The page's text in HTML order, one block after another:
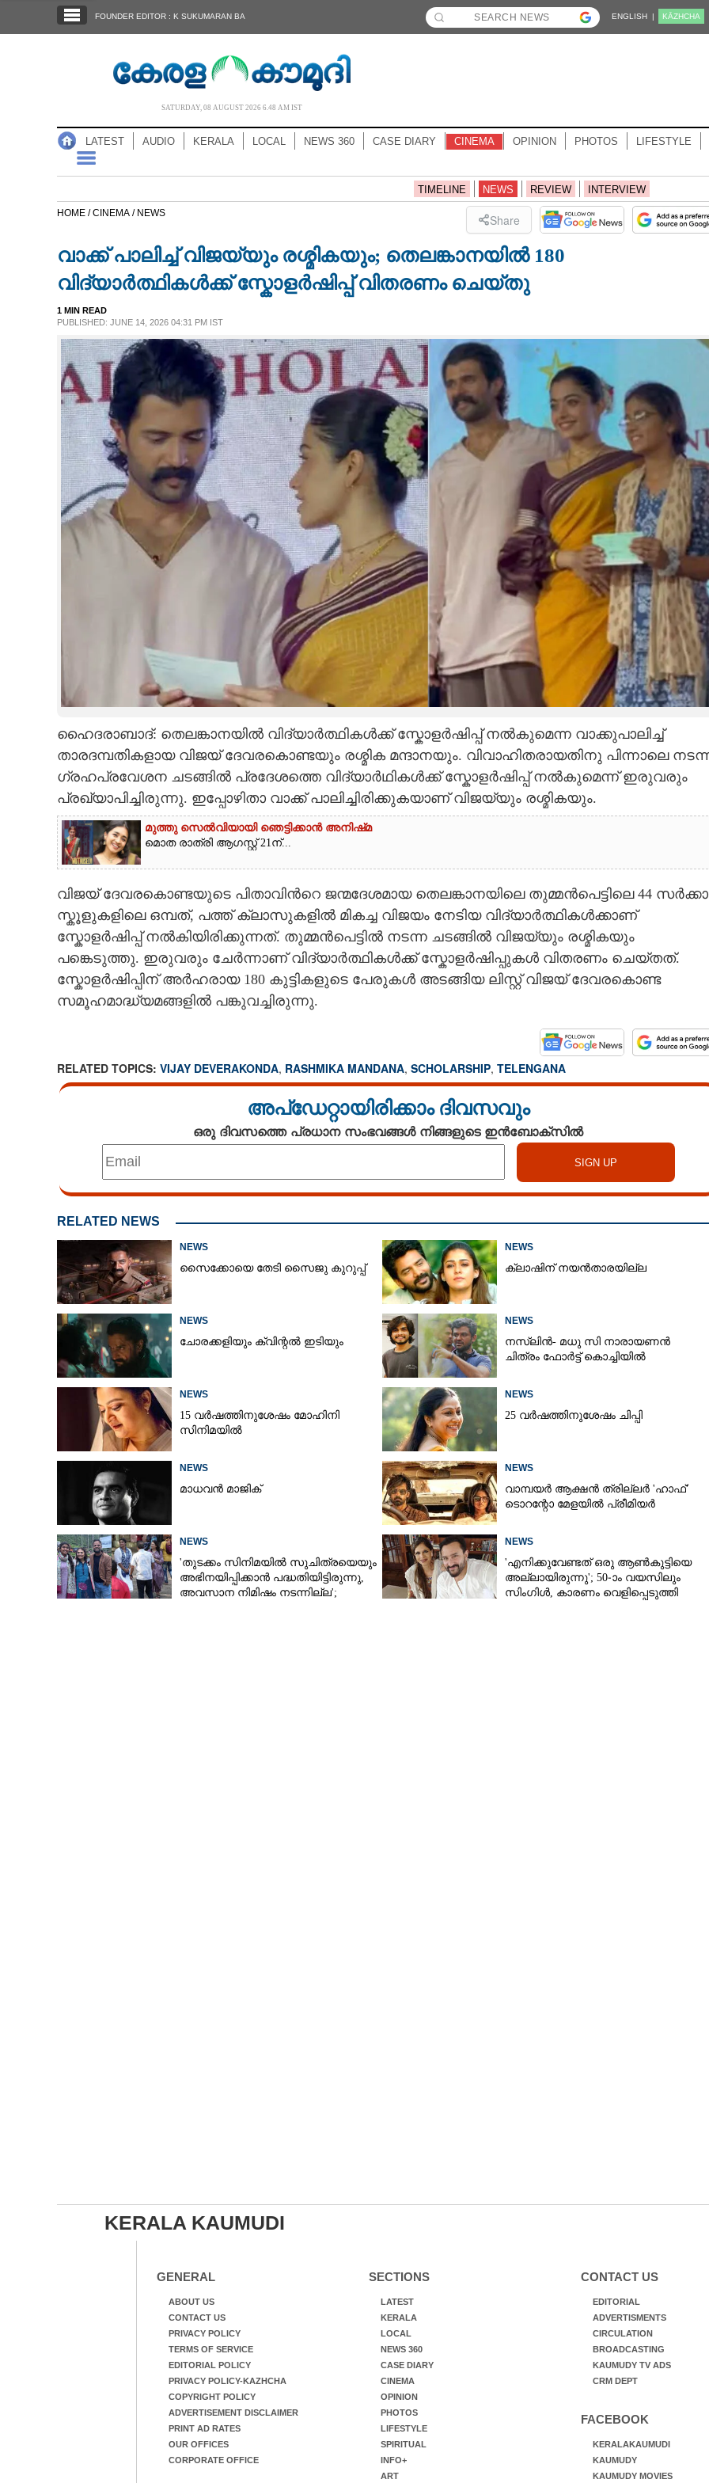
NOTIFIED NEWS
NEWS 360
CASE DIARY
LIFESTYLE
CARTOONS
LITERATURE
FOUNDER EDITOR : K SUKUMARAN BA ENGLISH | KĀZHCHA
SATURDAY, 08 AUGUST 2026 6.48 AM IST
LATEST AUDIO KERALA LOCAL NEWS 360 CASE DIARY CINEMA OPINION PHOTOS LIFESTYLE
TIMELINE NEWS REVIEW INTERVIEW
HOME /CINEMA / NEWS Share
വാക്ക് പാലിച്ച് വിജയ്‌യും രശ്മികയും; തെലങ്കാനയിൽ 180
വിദ്യാർത്ഥികൾക്ക് സ്കോളർഷിപ്പ് വിതരണം ചെയ്തു
1 MIN READ
PUBLISHED: JUNE 14, 2026 04:31 PM IST
ഹൈദരാബാദ്: തെലങ്കാനയിൽ വിദ്യാർത്ഥികൾക്ക് സ്കോളർഷിപ്പ് നൽകുമെന്ന വാക്കുപാലിച്ച്
താരദമ്പതികളായ വിജയ് ദേവരകൊണ്ടയും രശ്മിക മന്ദാനയും. വിവാഹിതരായതിനു പിന്നാലെ
ഗ്രഹപ്രവേശന ചടങ്ങിൽ പ്രദേശത്തെ വിദ്യാർഥികൾക്ക് സ്കോളർഷിപ്പ് നൽകുമെന്ന് ഇരുവരും
പ്രഖ്യാപിച്ചിരുന്നു. ഇപ്പോഴിതാ വാക്ക് പാലിച്ചിരിക്കുകയാണ് വിജയ്‌യും രശ്മികയും.
മുത്തു സെൽവിയായി ഞെട്ടിക്കാൻ അനിഷ്‌മ
മൊത രാത്രി ആഗസ്റ്റ് 21ന്...
വിജയ് ദേവരകൊണ്ടയുടെ പിതാവിന്‍റെ ജന്മദേശമായ തെലങ്കാനയിലെ തുമ്മൻപെട്ടിലെ 44
സ്കൂളുകളിലെ ഒമ്പത്, പത്ത് ക്ലാസുകളിൽ മികച്ച വിജയം നേടിയ വിദ്യാർത്ഥികൾക്കാണ്
സ്കോളർഷിപ്പ് നൽകിയിരിക്കുന്നത്. തുമ്മൻപെട്ടിൽ നടന്ന ചടങ്ങിൽ വിജയ്‌യും രശ്മികയും
പങ്കെടുത്തു. ഇരുവരും ചേർന്നാണ് വിദ്യാർത്ഥികൾക്ക് സ്കോളർഷിപ്പുകൾ വിതരണം ചെയ്തത്.
സ്കോളർഷിപ്പിന് അർഹരായ 180 കുട്ടികളുടെ പേരുകൾ അടങ്ങിയ ലിസ്റ്റ് വിജയ് ദേവരകൊണ്ട
സമൂഹമാദ്ധ്യമങ്ങളിൽ പങ്കുവച്ചിരുന്നു.
RELATED TOPICS: VIJAY DEVERAKONDA, RASHMIKA MANDANA, SCHOLARSHIP, TELENGANA
അപ്ഡേറ്റായിരിക്കാം ദിവസവും
ഒരു ദിവസത്തെ പ്രധാന സംഭവങ്ങൾ നിങ്ങളുടെ ഇൻബോക്സിൽ
RELATED NEWS
NEWS
സൈക്കോയെ തേടി സൈജു കുറുപ്പ്
NEWS
ക്ലാഷിന് നയൻതാരയില്ല
NEWS
ചോരക്കളിയും ക്വിന്റൽ ഇടിയും
NEWS
നസ്ലിൻ- മധു സി നാരായണൻ
ചിത്രം ഫോർട്ട് കൊച്ചിയിൽ
NEWS
15 വർഷത്തിനുശേഷം മോഹിനി
സിനിമയിൽ
NEWS
25 വർഷത്തിനുശേഷം ചിപ്പി
NEWS
മാധവൻ മാജിക്
NEWS
വാമ്പയർ ആക്ഷൻ ത്രില്ലർ 'ഹാഫ്'
ടൊറന്റോ മേളയിൽ പ്രീമിയർ
NEWS
'തുടക്കം സിനിമയിൽ സുചിത്രയെയും
അഭിനയിപ്പിക്കാൻ പദ്ധതിയിട്ടിരുന്നു,​
അവസാന നിമിഷം നടന്നില്ല';
NEWS
'എനിക്കുവേണ്ടത് ഒരു ആൺകുട്ടിയെ
അല്ലായിരുന്നു'; 50-ാം വയസിലും
സിംഗിൾ, കാരണം വെളിപ്പെടുത്തി
KERALA KAUMUDI
GENERAL
ABOUT US
CONTACT US
PRIVACY POLICY
TERMS OF SERVICE
EDITORIAL POLICY
PRIVACY POLICY-KAZHCHA
COPYRIGHT POLICY
ADVERTISEMENT DISCLAIMER
PRINT AD RATES
OUR OFFICES
CORPORATE OFFICE
SECTIONS
LATEST
KERALA
LOCAL
NEWS 360
CASE DIARY
CINEMA
OPINION
PHOTOS
LIFESTYLE
SPIRITUAL
INFO+
ART
CONTACT US
EDITORIAL
ADVERTISMENTS
CIRCULATION
BROADCASTING
KAUMUDY TV ADS
CRM DEPT
FACEBOOK
KERALAKAUMUDI
KAUMUDY
KAUMUDY MOVIES
വാക്ക് പാലിച്ച് വിജയ്‌യും രശ്മികയും;
തെലങ്കാനയിൽ 180 വിദ്യാർത്ഥികൾക്ക്
സ്കോളർഷിപ്പ് വിതരണം ചെയ്തു
Share this link